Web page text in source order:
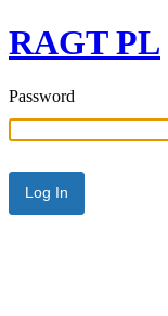
RAGT PL
Password